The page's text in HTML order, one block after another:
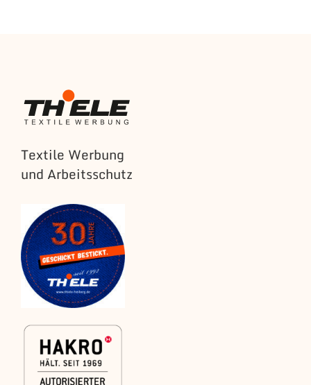
Textile Werbung
und Arbeitsschutz